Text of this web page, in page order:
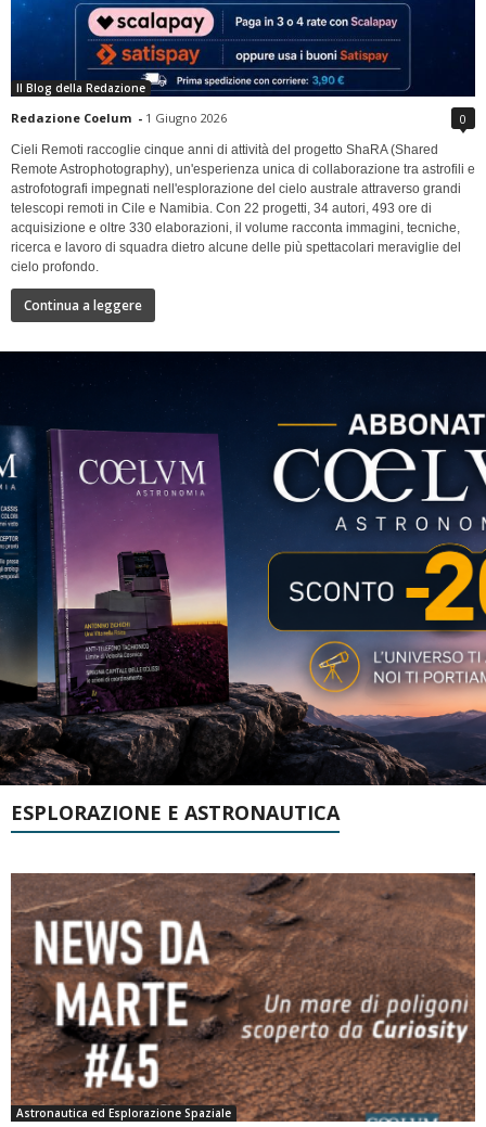
Il Blog della Redazione
Redazione Coelum - 1 Giugno 2026 0
Cieli Remoti raccoglie cinque anni di attività del progetto ShaRA (Shared
Remote Astrophotography), un'esperienza unica di collaborazione tra astrofili e
astrofotografi impegnati nell'esplorazione del cielo australe attraverso grandi
telescopi remoti in Cile e Namibia. Con 22 progetti, 34 autori, 493 ore di
acquisizione e oltre 330 elaborazioni, il volume racconta immagini, tecniche,
ricerca e lavoro di squadra dietro alcune delle più spettacolari meraviglie del
cielo profondo.
Continua a leggere
ESPLORAZIONE E ASTRONAUTICA
Astronautica ed Esplorazione Spaziale